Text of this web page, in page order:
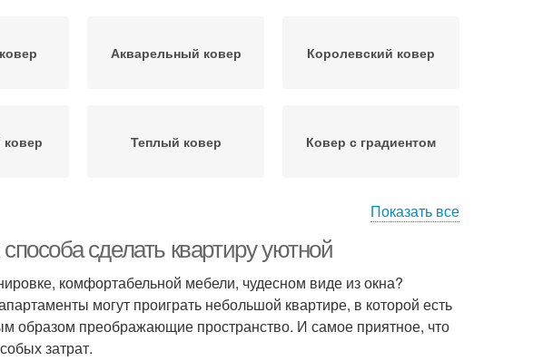
Акварельный ковер Королевский ковер
Теплый ковер Ковер с градиентом
Показать все
сделать квартиру уютной
комфортабельной мебели, чудесном виде из окна?
могут проиграть небольшой квартире, в которой есть
образом преображающие пространство. И самое приятное, что
затрат.